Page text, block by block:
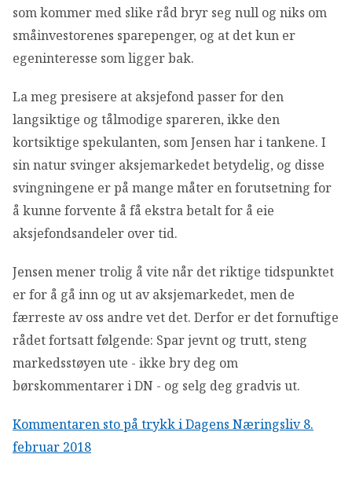
som kommer med slike råd bryr seg null og niks om
småinvestorenes sparepenger, og at det kun er
egeninteresse som ligger bak.
La meg presisere at aksjefond passer for den
langsiktige og tålmodige spareren, ikke den
kortsiktige spekulanten, som Jensen har i tankene. I
sin natur svinger aksjemarkedet betydelig, og disse
svingningene er på mange måter en forutsetning for
å kunne forvente å få ekstra betalt for å eie
aksjefondsandeler over tid.
Jensen mener trolig å vite når det riktige tidspunktet
er for å gå inn og ut av aksjemarkedet, men de
færreste av oss andre vet det. Derfor er det fornuftige
rådet fortsatt følgende: Spar jevnt og trutt, steng
markedsstøyen ute - ikke bry deg om
børskommentarer i DN - og selg deg gradvis ut.
Kommentaren sto på trykk i Dagens Næringsliv 8.
februar 2018